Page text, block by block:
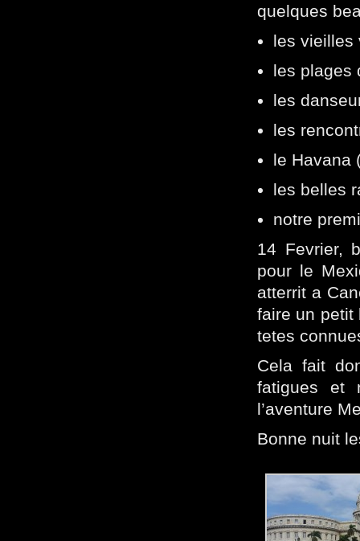
quelques
les vieilles
les plages
les
les
le Havana
les belles
notre
14 Fevrier,
pour le
atterrit a
faire un petit
tetes
Cela fait
fatigues et
l’aventure
Bonne nuit